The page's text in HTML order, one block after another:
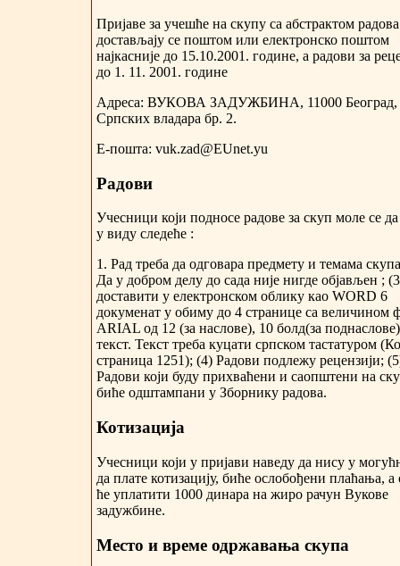
Пријаве за учешће на скупу са абстрактом радова
достављају се поштом или електронско поштом
најкасније до 15.10.2001. године, а радови за
до 1. 11. 2001. године
Адреса: ВУКОВА ЗАДУЖБИНА, 11000 Београд,
Српских владара бр. 2.
Е-пошта: vuk.zad@EUnet.yu
Радови
Учесници који подносе радове за скуп моле се
у виду следеће :
1. Рад треба да одговара предмету и темама
Да у добром делу до сада није нигде објављен ;
доставити у електронском облику као WORD 6
докуменат у обиму до 4 странице са величином
ARIAL од 12 (за наслове), 10 болд(за
текст. Текст треба куцати српском тастатуром
страница 1251); (4) Радови подлежу рецензији;
Радови који буду прихваћени и саопштени на
биће одштампани у Зборнику радова.
Котизација
Учесници који у пријави наведу да нису у
да плате котизацију, биће ослобођени плаћања, а
ће уплатити 1000 динара на жиро рачун Вукове
задужбине.
Место и време одржавања скупа